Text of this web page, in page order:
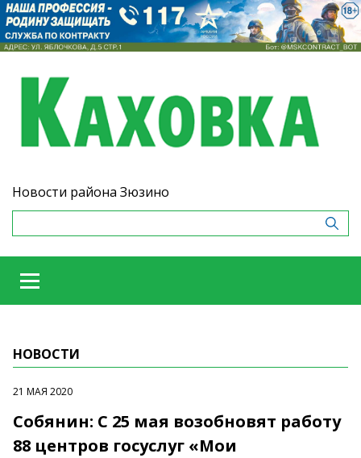
Новости района Зюзино
НОВОСТИ
21 МАЯ 2020
Собянин: С 25 мая возобновят работу
88 центров госуслуг «Мои